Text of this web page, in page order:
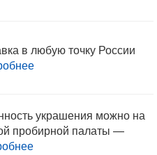
в любую точку России
украшения можно на
пробирной палаты —